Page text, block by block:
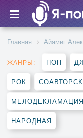
Главная Айямиг
ЖАНРЫ: ПОП
РОК
МЕЛОДЕКЛАМАЦИЯ
НАРОДНАЯ